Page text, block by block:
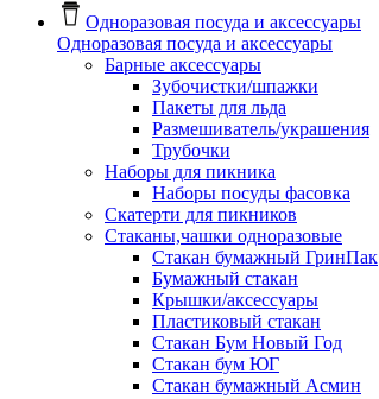
Одноразовая посуда и аксессуары
Одноразовая посуда и аксессуары
Барные аксессуары
Зубочистки/шпажки
Пакеты для льда
Размешиватель/украшения
Трубочки
Наборы для пикника
Наборы посуды фасовка
Скатерти для пикников
Стаканы,чашки одноразовые
Cтакан бумажный ГринПак
Бумажный стакан
Крышки/аксессуары
Пластиковый стакан
Стакан Бум Новый Год
Стакан бум ЮГ
Стакан бумажный Асмин